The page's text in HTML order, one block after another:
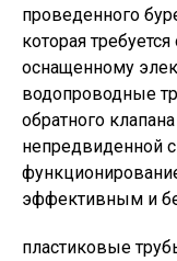
проведенного
которая
оснащенному
водопроводные
обратного
непредвиденной
эффективным и
пластиковые